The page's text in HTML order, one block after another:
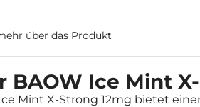
über das Produkt
BAOW Ice Mint
Mint X-Strong 12mg bietet